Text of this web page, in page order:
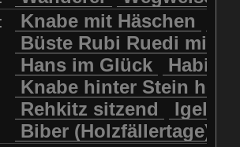
Michel
(Rundweg)
mit Teddybär
Risetenmandli
Knabe Tengeler
Wanderer
Schnecke
mit Kalb
Steinbock
Steinmarder
Uhu mit Jungen
: Knabe mit Häschen
Büste Rubi Ruedi mit
Hans im Glück
Knabe hinter Stein
Rehkitz sitzend
Igel
Biber (Holzfällertage)